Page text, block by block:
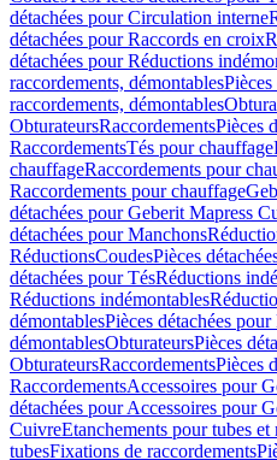
détachées pour Circulation interne
détachées pour Raccords en croix
détachées pour Réductions
raccordements, démontables
raccordements, démontables
ObturateursRaccordementsPièces
RaccordementsTés pour chauffage
chauffageRaccordements pour
Raccordements pour chauffage
détachées pour Geberit Mapress
détachées pour Manchons
RéductionsCoudesPièces
détachées pour TésRéductions
Réductions indémontables
démontablesPièces détachées
démontablesObturateursPièces
ObturateursRaccordementsPièces
RaccordementsAccessoires pour
détachées pour Accessoires pour
CuivreEtanchements pour tubes et
tubesFixations de raccordements